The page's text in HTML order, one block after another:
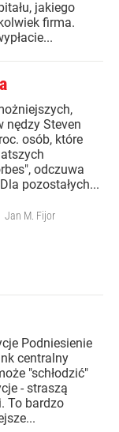
jakiego
firma.
nędzy Steven
osób, które
odczuwa
pozostałych...
Jan M. Fijor
Podniesienie
centralny
"schłodzić"
- straszą
To bardzo